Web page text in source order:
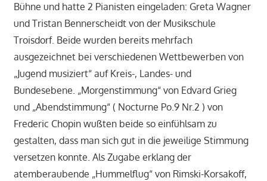
Bühne und hatte 2 Pianisten eingeladen: Greta Wagner
und Tristan Bennerscheidt von der Musikschule
Troisdorf. Beide wurden bereits mehrfach
ausgezeichnet bei verschiedenen Wettbewerben von
„Jugend musiziert“ auf Kreis-, Landes- und
Bundesebene. „Morgenstimmung“ von Edvard Grieg
und „Abendstimmung“ ( Nocturne Po.9 Nr.2 ) von
Frederic Chopin wußten beide so einfühlsam zu
gestalten, dass man sich gut in die jeweilige Stimmung
versetzen konnte. Als Zugabe erklang der
atemberaubende „Hummelflug“ von Rimski-Korsakoff,